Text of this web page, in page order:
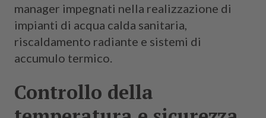
manager impegnati nella realizzazione di
impianti di acqua calda sanitaria,
riscaldamento radiante e sistemi di
accumulo termico.
Controllo della